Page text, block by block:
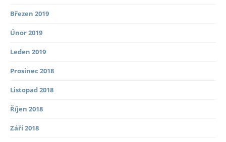
Březen 2019
Únor 2019
Leden 2019
Prosinec 2018
Listopad 2018
Říjen 2018
Září 2018